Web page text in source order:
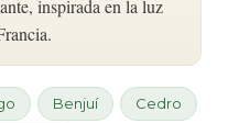
inspirada en la luz
Benjuí Cedro